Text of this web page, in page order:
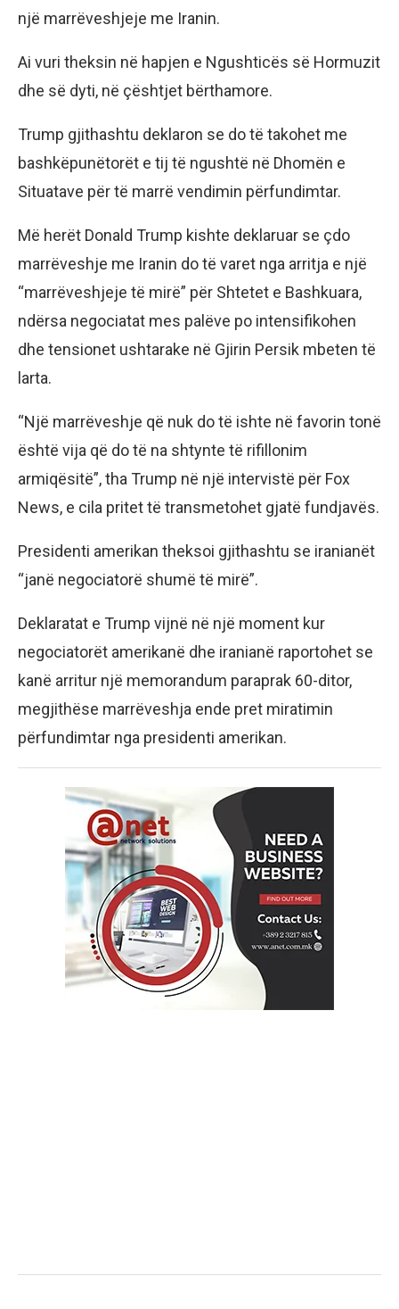
një marrëveshjeje me Iranin.
Ai vuri theksin në hapjen e Ngushticës së Hormuzit
dhe së dyti, në çështjet bërthamore.
Trump gjithashtu deklaron se do të takohet me
bashkëpunëtorët e tij të ngushtë në Dhomën e
Situatave për të marrë vendimin përfundimtar.
Më herët Donald Trump kishte deklaruar se çdo
marrëveshje me Iranin do të varet nga arritja e një
“marrëveshjeje të mirë” për Shtetet e Bashkuara,
ndërsa negociatat mes palëve po intensifikohen
dhe tensionet ushtarake në Gjirin Persik mbeten të
larta.
“Një marrëveshje që nuk do të ishte në favorin tonë
është vija që do të na shtynte të rifillonim
armiqësitë”, tha Trump në një intervistë për Fox
News, e cila pritet të transmetohet gjatë fundjavës.
Presidenti amerikan theksoi gjithashtu se iranianët
“janë negociatorë shumë të mirë”.
Deklaratat e Trump vijnë në një moment kur
negociatorët amerikanë dhe iranianë raportohet se
kanë arritur një memorandum paraprak 60-ditor,
megjithëse marrëveshja ende pret miratimin
përfundimtar nga presidenti amerikan.